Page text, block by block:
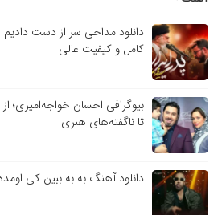
دانلود مداحی سر از دست
کامل و کیفیت عالی
بیوگرافی احسان
تا ناگفته‌های هنری
دانلود آهنگ به به ببین کی